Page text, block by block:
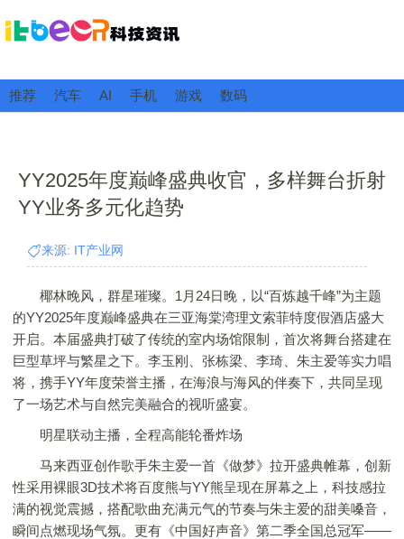
推荐 汽车 AI 手机 游戏 数码
YY2025年度巅峰盛典收官，多样舞台折射
YY业务多元化趋势
来源: IT产业网
椰林晚风，群星璀璨。1月24日晚，以“百炼越千峰”为主题
的YY2025年度巅峰盛典在三亚海棠湾理文索菲特度假酒店盛大
开启。本届盛典打破了传统的室内场馆限制，首次将舞台搭建在
巨型草坪与繁星之下。李玉刚、张栋梁、李琦、朱主爱等实力唱
将，携手YY年度荣誉主播，在海浪与海风的伴奏下，共同呈现
了一场艺术与自然完美融合的视听盛宴。
明星联动主播，全程高能轮番炸场
马来西亚创作歌手朱主爱一首《做梦》拉开盛典帷幕，创新
性采用裸眼3D技术将百度熊与YY熊呈现在屏幕之上，科技感拉
满的视觉震撼，搭配歌曲充满元气的节奏与朱主爱的甜美嗓音，
瞬间点燃现场气氛。更有《中国好声音》第二季全国总冠军——